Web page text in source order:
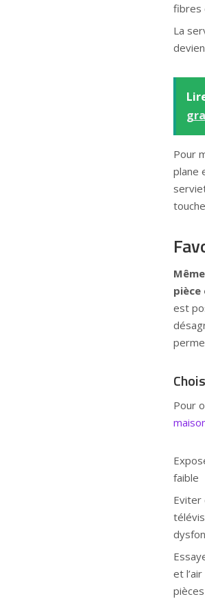
fibres
La
Pour
plane
pièce
est
Pour
faible
Eviter
et